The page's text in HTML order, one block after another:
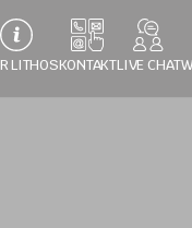
LITHOSKONTAKTLIVE CHAT